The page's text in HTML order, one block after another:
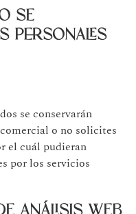
SE
PERSONALES
se conservarán
o no solicites
el cuál pudieran
por los servicios